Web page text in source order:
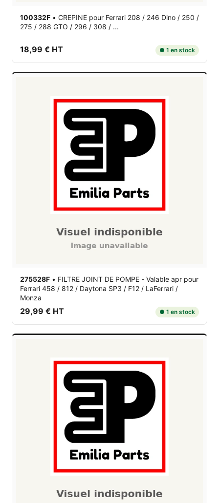
100332F • CREPINE pour Ferrari 208 / 246 Dino / 250 /
275 / 288 GTO / 296 / 308 / ...
18,99 € HT ● 1 en stock
275528F • FILTRE JOINT DE POMPE - Valable apr pour
Ferrari 458 / 812 / Daytona SP3 / F12 / LaFerrari /
Monza
29,99 € HT ● 1 en stock